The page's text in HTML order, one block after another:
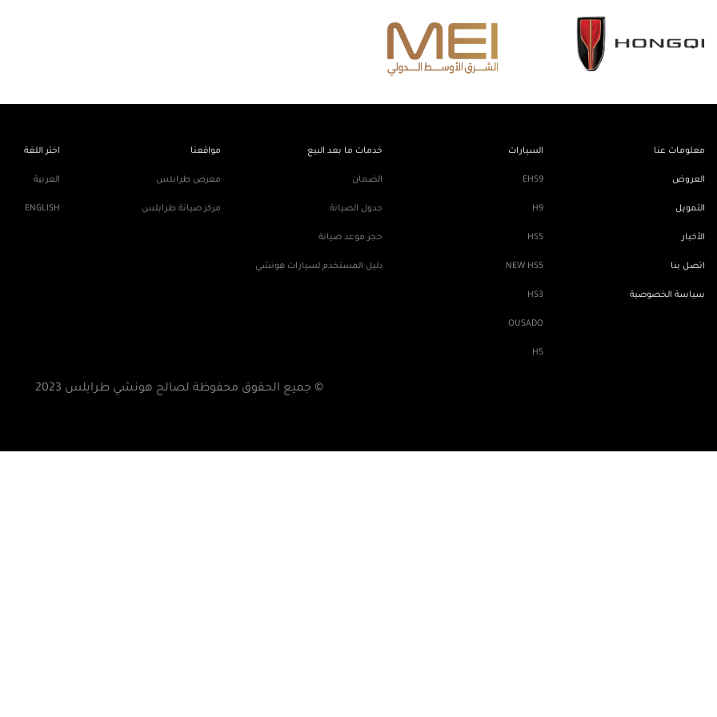
معلومات عنا
العروض
التمويل
الأخبار
اتصل بنا
سياسة الخصوصية
السيارات
EHS9
H9
HS5
NEW HS5
HS3
OUSADO
H5
خدمات ما بعد البيع
الضمان
جدول الصيانة
حجز موعد صيانة
دليل المستخدم لسيارات هونشي
مواقعنا
معرض طرابلس
مركز صيانة طرابلس
اختر اللغة
العربية
ENGLISH
© جميع الحقوق محفوظة لصالح هونشي طرابلس 2023